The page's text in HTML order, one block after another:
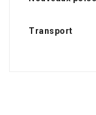
Transport